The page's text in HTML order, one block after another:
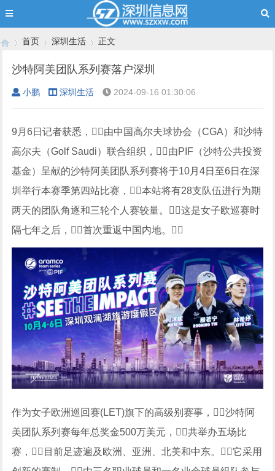
›
首页
›
深圳生活
›
正文
沙特阿美团队系列赛落户深圳
小鹏 深圳生活 2024-09-16 01:30:06
9月6日记者获悉，由中国高尔夫球协会（CGA）和沙特
高尔夫（Golf Saudi）联合组织，由PIF（沙特公共投资
基金）呈献的沙特阿美团队系列赛将于10月4日至6日在深
圳举行本赛季第四站比赛，本站将有28支队伍进行为期
两天的团队角逐和三轮个人赛较量。这是女子欧巡赛时
隔七年之后，首次重返中国内地。
作为女子欧洲巡回赛(LET)旗下的高级别赛事，沙特阿
美团队系列赛每年总奖金500万美元，共举办五场比
赛，目前足迹遍及欧洲、亚洲、北美和中东。它采用